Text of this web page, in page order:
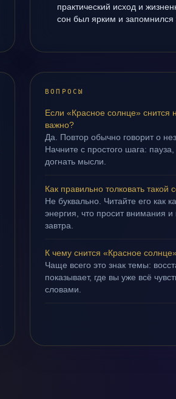
практический исход и
сон был ярким и запомнился
ВОПРОСЫ
Если «Красное солнце» снится
важно?
Да. Повтор обычно говорит о
Начните с простого шага:
догнать мысли.
Как правильно толковать такой
Не буквально. Читайте его как
энергия, что просит внимания и
завтра.
К чему снится «Красное
Чаще всего это знак темы:
показывает, где вы уже всё
словами.